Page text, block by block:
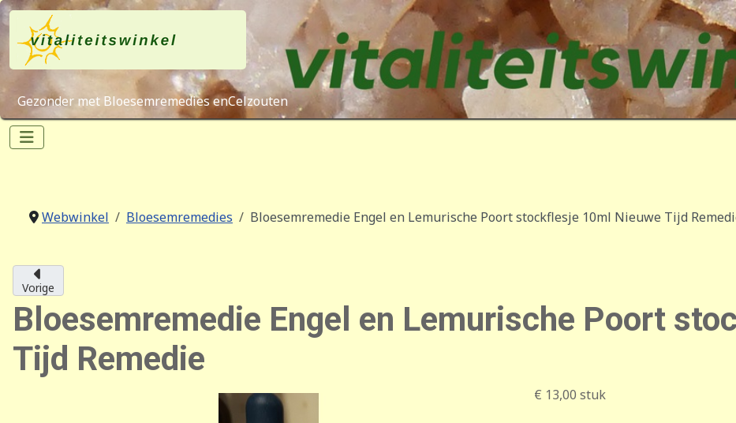
Gezonder met Bloesemremedies enCelzouten
Webwinkel Bloesemremedies Bloesemremedie Engel en Lemurische Poort stockflesje 10ml Nieuwe Tijd
Vorige
Bloesemremedie Engel en Lemurische Poort
Tijd Remedie
€ 13,00 stuk